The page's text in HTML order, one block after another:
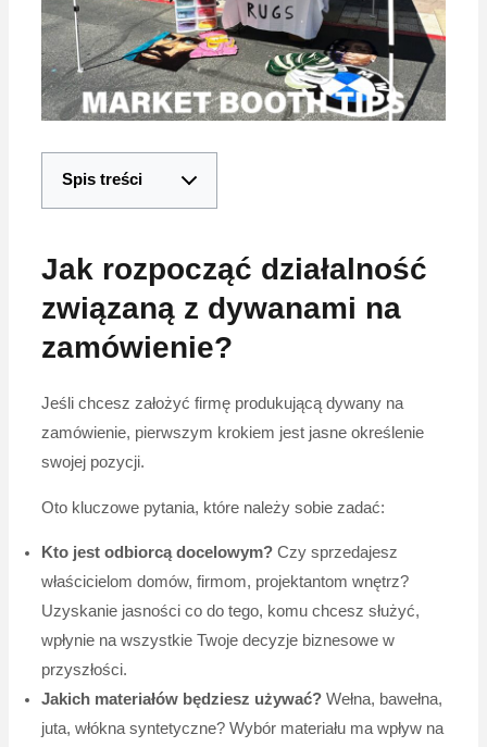
Spis treści
Jak rozpocząć działalność
związaną z dywanami na
zamówienie?
Jeśli chcesz założyć firmę produkującą dywany na
zamówienie, pierwszym krokiem jest jasne określenie
swojej pozycji.
Oto kluczowe pytania, które należy sobie zadać:
Kto jest odbiorcą docelowym?Czy sprzedajesz
właścicielom domów, firmom, projektantom wnętrz?
Uzyskanie jasności co do tego, komu chcesz służyć,
wpłynie na wszystkie Twoje decyzje biznesowe w
przyszłości.
Jakich materiałów będziesz używać?Wełna, bawełna,
juta, włókna syntetyczne? Wybór materiału ma wpływ na